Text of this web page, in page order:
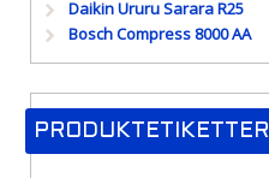
Daikin Ururu Sarara R25
Bosch Compress 8000 AA
PRODUKTETIKETTER